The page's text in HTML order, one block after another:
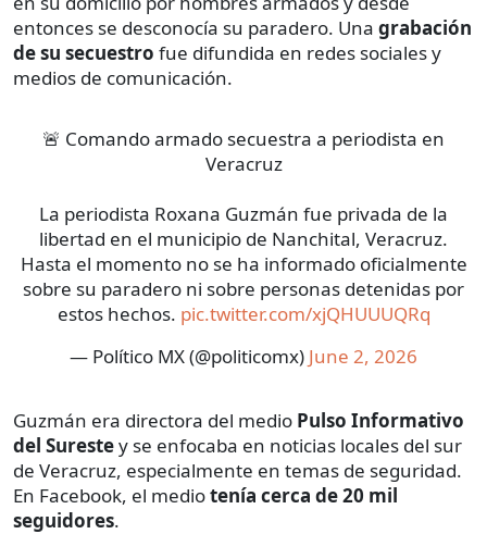
entonces se desconocía su paradero. Una grabación
de su secuestro fue difundida en redes sociales y
medios de comunicación.
🚨 Comando armado secuestra a periodista en
Veracruz
La periodista Roxana Guzmán fue privada de la
libertad en el municipio de Nanchital, Veracruz.
Hasta el momento no se ha informado oficialmente
sobre su paradero ni sobre personas detenidas por
estos hechos. pic.twitter.com/xjQHUUUQRq
— Político MX (@politicomx) June 2, 2026
Guzmán era directora del medio Pulso Informativo
del Surestey se enfocaba en noticias locales del sur
de Veracruz, especialmente en temas de seguridad.
En Facebook, el mediotenía cerca de 20 mil
seguidores.